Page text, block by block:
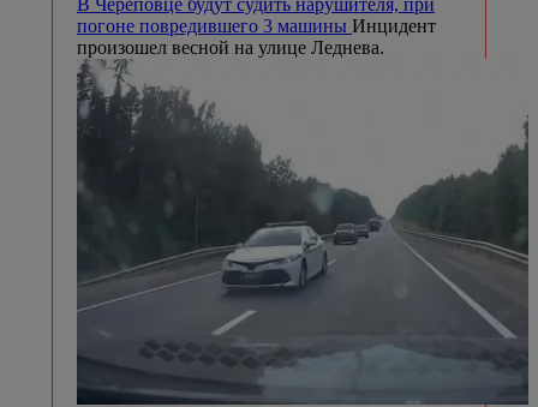
погоне повредившего 3 машины Инцидент
произошел весной на улице Леднева.